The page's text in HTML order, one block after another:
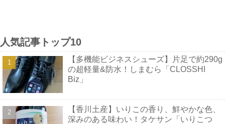
人気記事トップ10
【多機能ビジネスシューズ】片足で約290g
の超軽量&防水！しまむら「CLOSSHI
Biz」
【香川土産】いりこの香り、鮮やかな色、
深みのある味わい！タケサン「いりこつ